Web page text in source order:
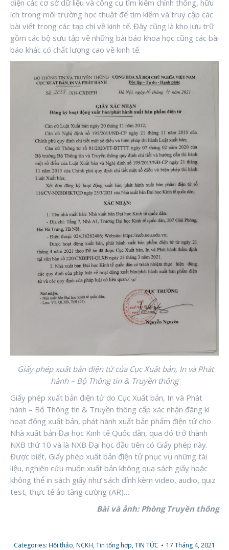
diện các cơ sở dữ liệu và công cụ tìm kiếm chính thống, hữu
ích trong môi trường học thuật để tìm kiếm và truy cập các
bài viết trong các tạp chí về kinh tế. Đây cũng là kho lưu trữ
gồm các bộ sưu tập về những bài báo khoa học cũng các bài
báo khác có chất lượng cao về kinh tế.
Giấy phép xuất bản điện tử của Cục Xuất bản, In và Phát
hành – Bộ Thông tin & Truyền thông
Giấy phép xuất bản điện tử do Cục Xuất bản, In và Phát
hành – Bộ Thông tin & Truyền thông cấp xác nhận đăng kí
hoạt động xuất bản, phát hành xuất bản phẩm điện tử cho
Nhà xuất bản Đại học Kinh tế Quốc dân, qua đó trở thành
NXB thứ 10 và là NXB Đại học đầu tiên có Giấy phép này.
Được biết, Giấy phép xuất bản điện tử phục vụ những tài
liệu, nghiên cứu muốn xuất bản không qua sách giấy hoặc
không thể in sách giấy như sách đính kèm video, audio, quiz
test, thực tế ảo tăng cường (AR)…
Bài và ảnh: Phòng Truyền thông
Categories: Hội thảo, NCKH,Tin tổng hợp,TIN TỨC 17 Tháng 4, 2021